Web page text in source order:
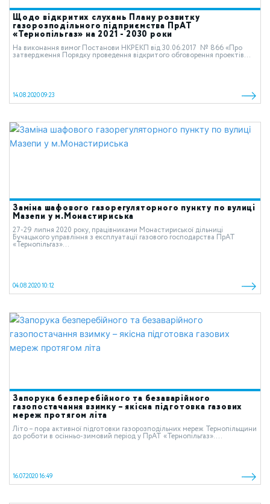
Щодо відкритих слухань Плану розвитку
газорозподільного підприємства ПрАТ
«Тернопільгаз» на 2021 - 2030 роки
На виконання вимог Постанови НКРЕКП від 30.06.2017 № 866 «Про
затвердження Порядку проведення відкритого обговорення проектів...
14.08.2020 09:23
Заміна шафового газорегуляторного пункту по вулиці
Мазепи у м.Монастириська
27-29 липня 2020 року, працівниками Монастириської дільниці
Бучацького управління з експлуатації газового господарства ПрАТ
«Тернопільгаз»...
04.08.2020 10:12
Запорука безперебійного та безаварійного
газопостачання взимку – якісна підготовка газових
мереж протягом літа
Літо – пора активної підготовки газорозподільних мереж Тернопільщини
до роботи в осінньо-зимовий період у ПрАТ «Тернопільгаз»....
16.07.2020 16:49